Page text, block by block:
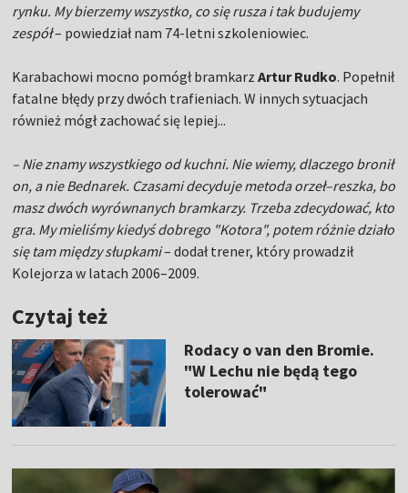
rynku. My bierzemy wszystko, co się rusza i tak budujemy
zespół– powiedział nam 74-letni szkoleniowiec.
Karabachowi mocno pomógł bramkarzArtur Rudko. Popełnił
fatalne błędy przy dwóch trafieniach. W innych sytuacjach
również mógł zachować się lepiej...
– Nie znamy wszystkiego od kuchni. Nie wiemy, dlaczego bronił
on, a nie Bednarek. Czasami decyduje metoda orzeł–reszka, bo
masz dwóch wyrównanych bramkarzy. Trzeba zdecydować, kto
gra. My mieliśmy kiedyś dobrego "Kotora", potem różnie działo
się tam między słupkami– dodał trener, który prowadził
Kolejorza w latach 2006–2009.
Czytaj też
Rodacy o van den Bromie.
"W Lechu nie będą tego
tolerować"